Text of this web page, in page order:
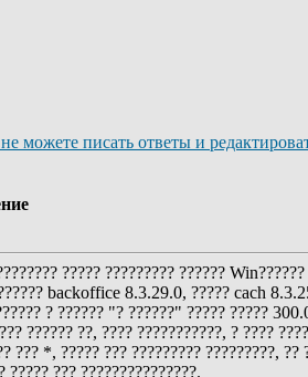
????? ????????? ??????
backoffice 8.3.29.0, ????? cach
? ?????? "? ??????" ????? ?????
?????? ??, ???? ???????????, ? ????
??? *, ????? ??? ????????? ?????????,
??? ???????????????.